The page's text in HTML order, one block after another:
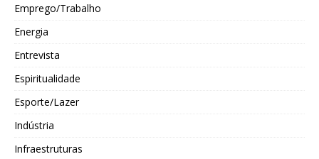
Emprego/Trabalho
Energia
Entrevista
Espiritualidade
Esporte/Lazer
Indústria
Infraestruturas